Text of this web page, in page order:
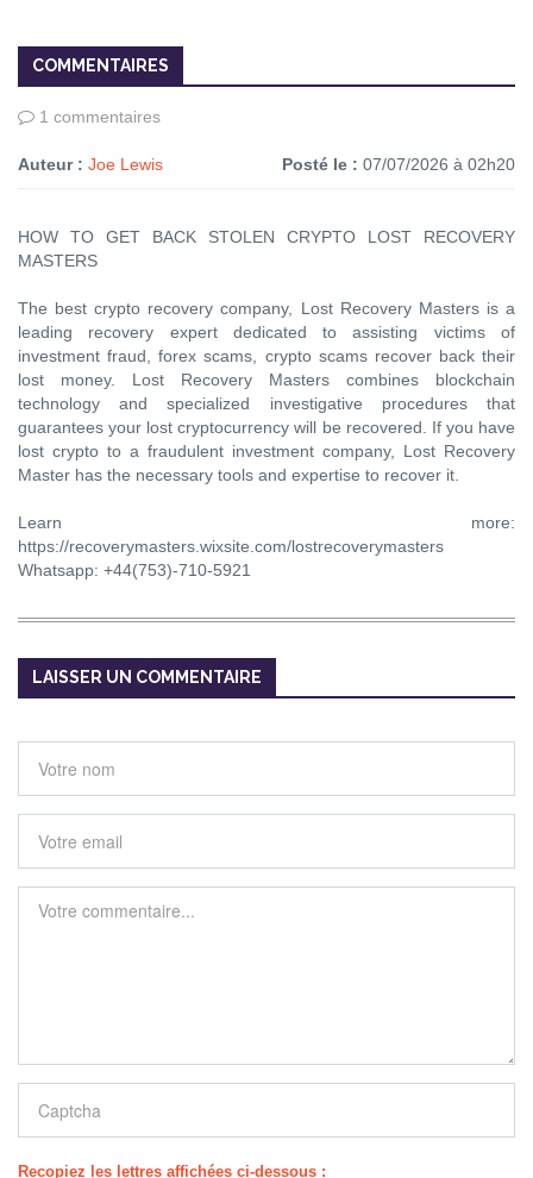
COMMENTAIRES
1 commentaires
Auteur : Joe Lewis Posté le : 07/07/2026 à 02h20
HOW TO GET BACK STOLEN CRYPTO LOST RECOVERY
MASTERS
The best crypto recovery company, Lost Recovery Masters is a
leading recovery expert dedicated to assisting victims of
investment fraud, forex scams, crypto scams recover back their
lost money. Lost Recovery Masters combines blockchain
technology and specialized investigative procedures that
guarantees your lost cryptocurrency will be recovered. If you have
lost crypto to a fraudulent investment company, Lost Recovery
Master has the necessary tools and expertise to recover it.
Learn more:
https://recoverymasters.wixsite.com/lostrecoverymasters
Whatsapp: +44(753)-710-5921
LAISSER UN COMMENTAIRE
Recopiez les lettres affichées ci-dessous :